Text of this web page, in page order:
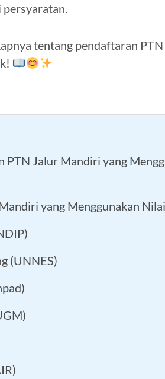
persyaratan.
tentang pendaftaran
PTN Jalur Mandiri yang
yang Menggunakan
(UNNES)